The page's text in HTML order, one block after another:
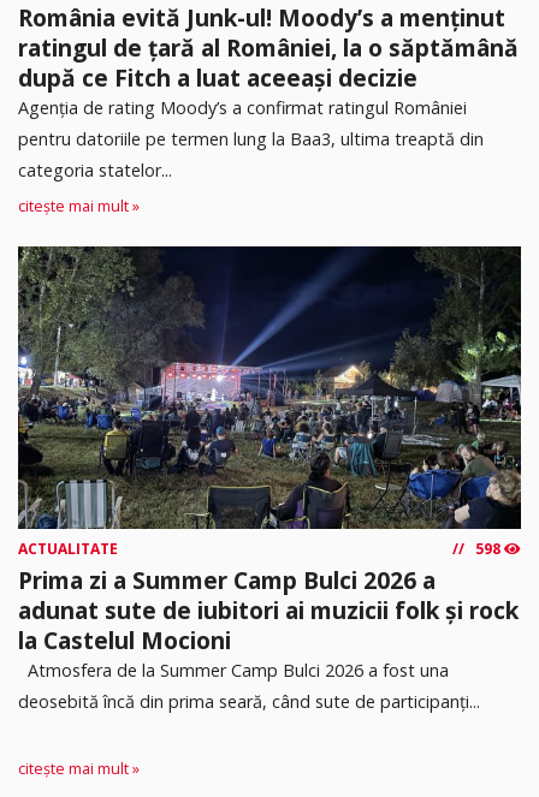
România evită Junk-ul! Moody’s a menținut
ratingul de țară al României, la o săptămână
după ce Fitch a luat aceeași decizie
Agenția de rating Moody’s a confirmat ratingul României
pentru datoriile pe termen lung la Baa3, ultima treaptă din
categoria statelor...
citește mai mult »
ACTUALITATE 598
Prima zi a Summer Camp Bulci 2026 a
adunat sute de iubitori ai muzicii folk și rock
la Castelul Mocioni
Atmosfera de la Summer Camp Bulci 2026 a fost una
deosebită încă din prima seară, când sute de participanți...
citește mai mult »